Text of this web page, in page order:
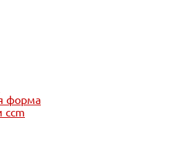
форма
ccm